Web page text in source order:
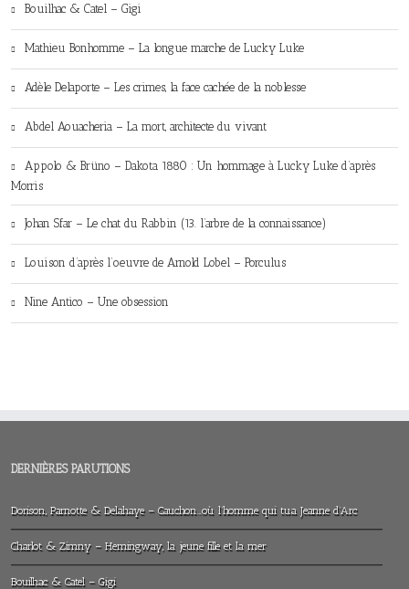
Bouilhac & Catel – Gigi
Mathieu Bonhomme – La longue marche de Lucky Luke
Adèle Delaporte – Les crimes, la face cachée de la noblesse
Abdel Aouacheria – La mort, architecte du vivant
Appolo & Brüno – Dakota 1880 : Un hommage à Lucky Luke d’après
Morris
Johan Sfar – Le chat du Rabbin (13. l’arbre de la connaissance)
Louison d’après l’oeuvre de Arnold Lobel – Porculus
Nine Antico – Une obsession
DERNIÈRES PARUTIONS
Dorison, Parnotte & Delahaye – Cauchon…où l’homme qui tua Jeanne d’Arc
Charlot & Zimny – Hemingway, la jeune fille et la mer
Bouilhac & Catel – Gigi